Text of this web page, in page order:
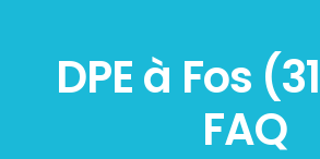
DPE à Fos
FAQ